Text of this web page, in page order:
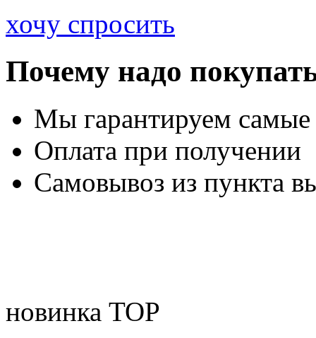
хочу спросить
Почему надо
Мы гарантируем
Оплата при получении
Самовывоз из пункта
новинка TOP